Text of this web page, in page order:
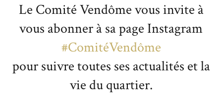
Le Comité Vendôme vous invite à
vous abonner à sa page Instagram
#ComitéVendôme
pour suivre toutes ses actualités et la
vie du quartier.